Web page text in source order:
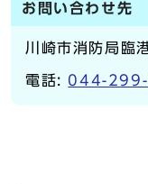
お問い合わせ先
川崎市消防局臨
電話: 044-